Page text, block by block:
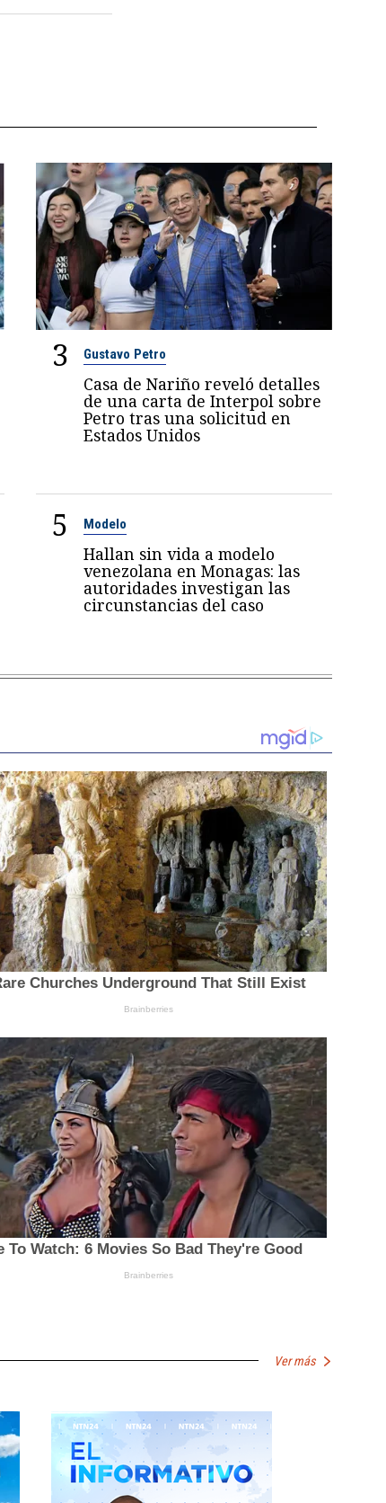
3 Gustavo Petro
Casa de Nariño reveló detalles
de una carta de Interpol sobre
Petro tras una solicitud en
Estados Unidos
5 Modelo
Hallan sin vida a modelo
venezolana en Monagas: las
autoridades investigan las
circunstancias del caso
Ver más